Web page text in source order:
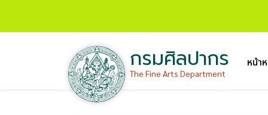
กรมศิลปากร
The Fine Arts Department
หน้า